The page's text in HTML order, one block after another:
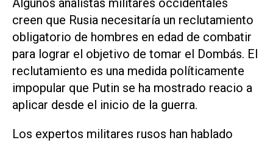
creen que Rusia necesitaría un reclutamiento
obligatorio de hombres en edad de combatir
para lograr el objetivo de tomar el Dombás. El
reclutamiento ​es una medida políticamente
‌impopular que Putin se ha mostrado reacio a
aplicar desde el inicio de la guerra.
Los expertos militares rusos han hablado